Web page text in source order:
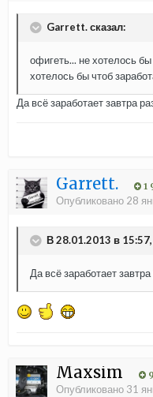
Garrett. сказал:
офигеть... не хотелось
хотелось бы чтоб
Да всё заработает завтра
Garrett. 1
Опубликовано 28
В 28.01.2013 в
Да всё заработает
Maxsim
Опубликовано 31